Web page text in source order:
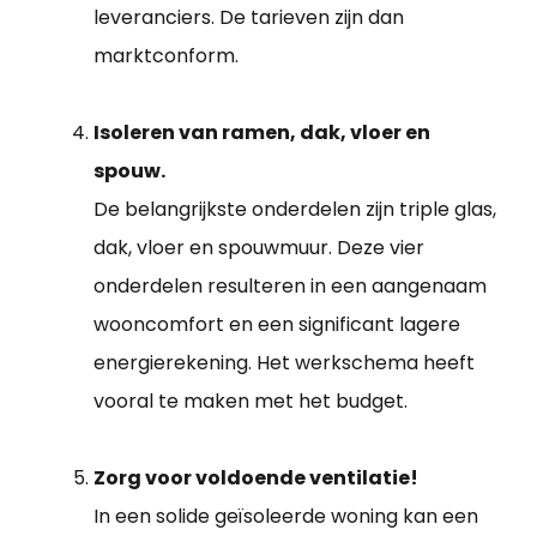
leveranciers. De tarieven zijn dan
marktconform.
Isoleren van ramen, dak, vloer en
spouw.
De belangrijkste onderdelen zijn triple glas,
dak, vloer en spouwmuur. Deze vier
onderdelen resulteren in een aangenaam
wooncomfort en een significant lagere
energierekening. Het werkschema heeft
vooral te maken met het budget.
Zorg voor voldoende ventilatie!
In een solide geïsoleerde woning kan een